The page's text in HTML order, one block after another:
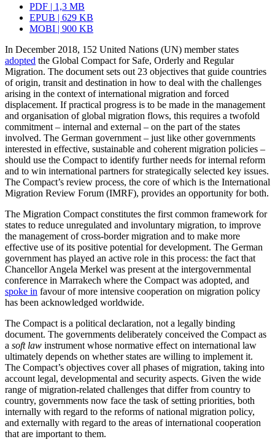
PDF | 1,3 MB
EPUB | 629 KB
MOBI | 900 KB
In December 2018, 152 United Nations (UN) member states
adopted the Global Com­pact for Safe, Orderly and Regular
Migration. The document sets out 23 objectives that guide countries
of origin, transit and destination in how to deal with the chal­lenges
arising in the context of international migration and forced
displacement. If practical progress is to be made in the management
and organisation of global migra­tion flows, this requires a twofold
commitment – internal and external – on the part of the states
involved. The German government – just like other governments
inter­ested in effective, sustainable and coherent migration policies –
should use the Com­pact to identify further needs for internal reform
and to win international partners for strategically selected key issues.
The Compact’s review process, the core of which is the International
Migration Review Forum (IMRF), provides an opportunity for both.
The Migration Compact constitutes the first common framework for
states to reduce unregulated and involuntary migration, to improve
the management of cross-border migration and to make more
effective use of its positive potential for development. The German
government has played an active role in this process: the fact that
Chan­cellor Angela Merkel was present at the intergovernmental
conference in Mar­rakech where the Compact was adopted, and
spoke in favour of more intensive co­operation on migration policy
has been acknowledged worldwide.
The Compact is a political declaration, not a legally binding
document. The gov­ern­ments deliberately conceived the Com­pact as
a soft law instrument whose norma­tive effect on international law
ultimately depends on whether states are willing to implement it.
The Compact’s objectives cover all phases of migration, taking into
account legal, developmental and security aspects. Given the wide
range of migration-related challenges that differ from country to
country, governments now face the task of setting priorities, both
internally with regard to the reforms of national migration policy,
and externally with regard to the areas of international cooperation
that are im­portant to them.